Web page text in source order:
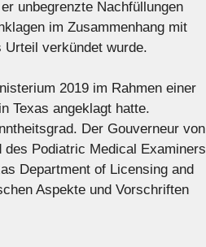
unbegrenzte Nachfüllungen
im Zusammenhang mit
verkündet wurde.
2019 im Rahmen einer
Texas angeklagt hatte.
Der Gouverneur von
des Podiatric Medical Examiners
Department of Licensing and
Aspekte und Vorschriften